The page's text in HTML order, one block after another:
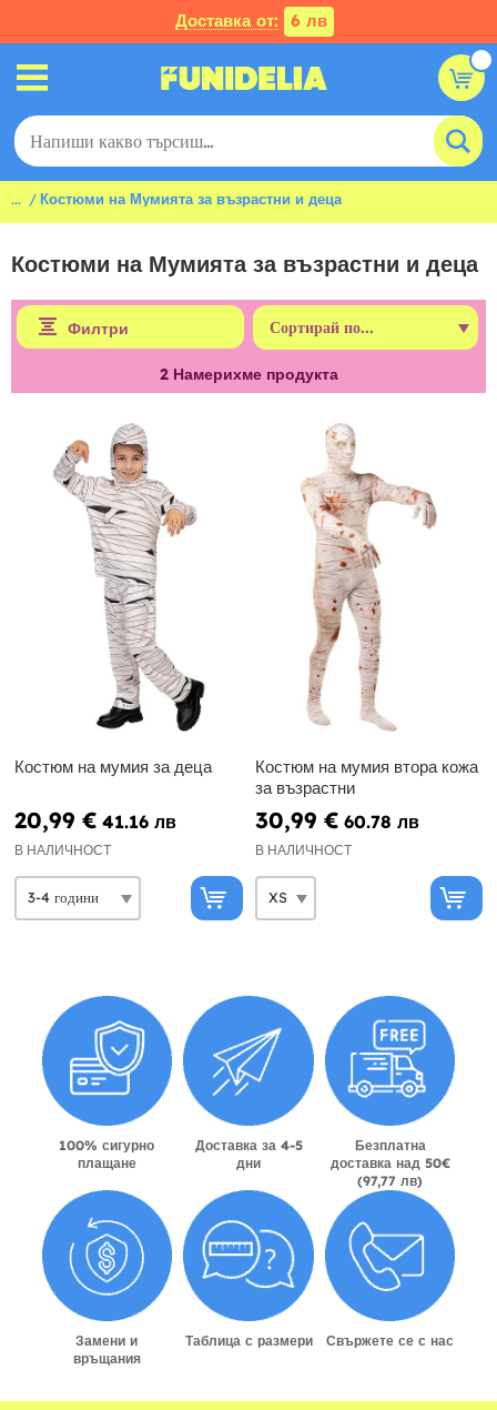
Доставка от: 6 лв
... Костюми на Мумията за възрастни и деца
Костюми на Мумията за възрастни и деца
Филтри
2Намерихме продукта
Костюм на мумия за деца
20,99 € 41.16 лв
В НАЛИЧНОСТ
Костюм на мумия втора кожа
за възрастни
30,99 € 60.78 лв
В НАЛИЧНОСТ
100% сигурно
плащане
Доставка за 4-5
дни
Безплатна
доставка над 50€
(97,77 лв)
Замени и
връщания
Таблица с размери Свържете се с нас